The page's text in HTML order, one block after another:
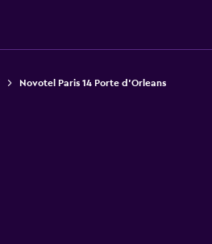
Novotel Paris 14 Porte d'Orleans